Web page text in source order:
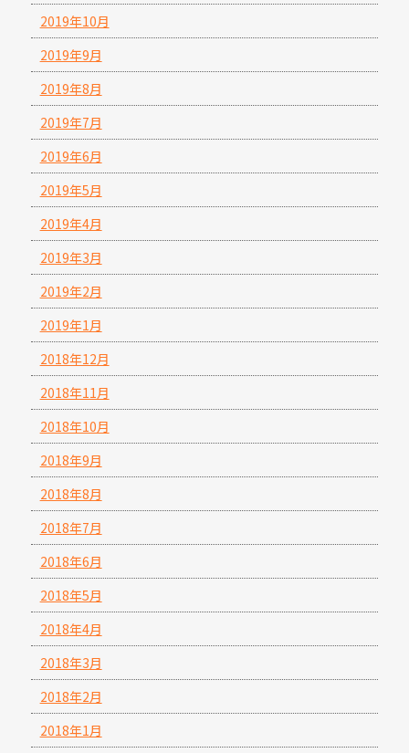
2019年10月
2019年9月
2019年8月
2019年7月
2019年6月
2019年5月
2019年4月
2019年3月
2019年2月
2019年1月
2018年12月
2018年11月
2018年10月
2018年9月
2018年8月
2018年7月
2018年6月
2018年5月
2018年4月
2018年3月
2018年2月
2018年1月